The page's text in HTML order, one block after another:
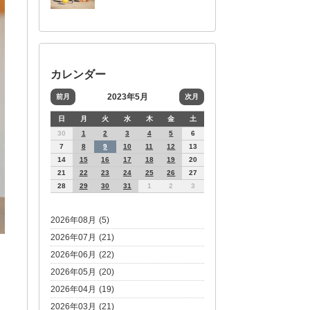
カレンダー
前月 2023年5月 次月
日 月 火 水 木 金
土
30
1 2 3 4 5
6
7
8 9 10 11 12
13
14
15 16 17 18 19
20
21
22 23 24 25 26
27
28
29 30 31 1 2 3
2026年08月 (5)
2026年07月 (21)
2026年06月 (22)
2026年05月 (20)
2026年04月 (19)
2026年03月 (21)